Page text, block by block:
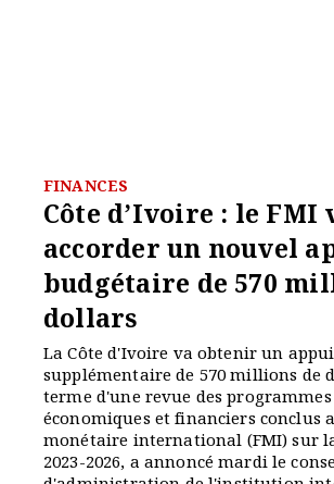
FINANCES
Côte d’Ivoire : le FMI
accorder un nouvel
budgétaire de 570
dollars
La Côte d'Ivoire va obtenir un appui
supplémentaire de 570 millions de
terme d'une revue des programmes
économiques et financiers conclus
monétaire international (FMI) sur
2023-2026, a annoncé mardi le